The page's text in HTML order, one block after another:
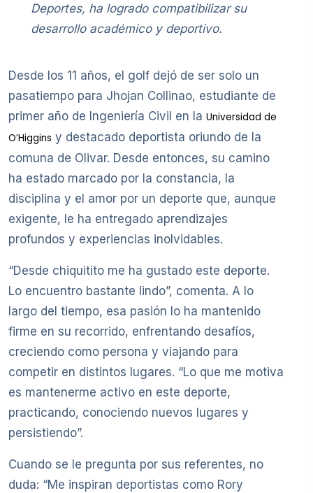
Deportes, ha logrado compatibilizar su
desarrollo académico y deportivo.
Desde los 11 años, el golf dejó de ser solo un
pasatiempo para Jhojan Collinao, estudiante de
primer año de Ingeniería Civil en la Universidad de
O’Higgins y destacado deportista oriundo de la
comuna de Olivar. Desde entonces, su camino
ha estado marcado por la constancia, la
disciplina y el amor por un deporte que, aunque
exigente, le ha entregado aprendizajes
profundos y experiencias inolvidables.
“Desde chiquitito me ha gustado este deporte.
Lo encuentro bastante lindo”, comenta. A lo
largo del tiempo, esa pasión lo ha mantenido
firme en su recorrido, enfrentando desafíos,
creciendo como persona y viajando para
competir en distintos lugares. “Lo que me motiva
es mantenerme activo en este deporte,
practicando, conociendo nuevos lugares y
persistiendo”.
Cuando se le pregunta por sus referentes, no
duda: “Me inspiran deportistas como Rory